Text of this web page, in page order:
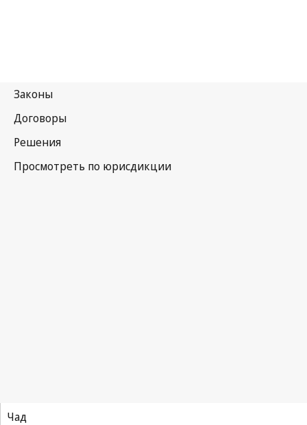
Чад